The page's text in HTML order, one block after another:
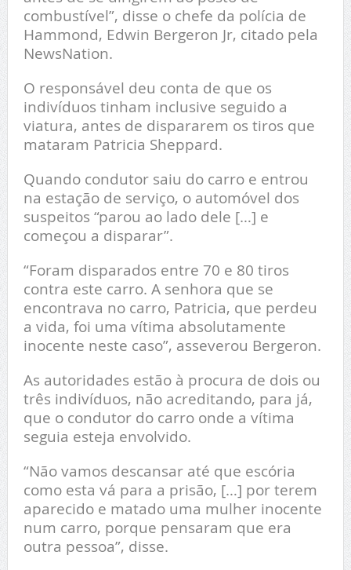
combustível”, disse o chefe da polícia de
Hammond, Edwin Bergeron Jr, citado pela
NewsNation.
O responsável deu conta de que os
indivíduos tinham inclusive seguido a
viatura, antes de dispararem os tiros que
mataram Patricia Sheppard.
Quando condutor saiu do carro e entrou
na estação de serviço, o automóvel dos
suspeitos “parou ao lado dele […] e
começou a disparar”.
“Foram disparados entre 70 e 80 tiros
contra este carro. A senhora que se
encontrava no carro, Patricia, que perdeu
a vida, foi uma vítima absolutamente
inocente neste caso”, asseverou Bergeron.
As autoridades estão à procura de dois ou
três indivíduos, não acreditando, para já,
que o condutor do carro onde a vítima
seguia esteja envolvido.
“Não vamos descansar até que escória
como esta vá para a prisão, […] por terem
aparecido e matado uma mulher inocente
num carro, porque pensaram que era
outra pessoa”, disse.